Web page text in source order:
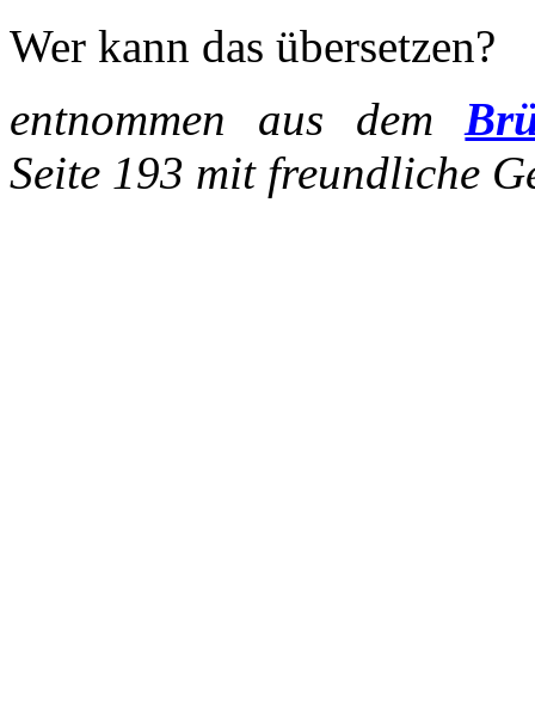
Wer kann das übersetzen?
entnommen aus dem
Seite 193 mit freundliche